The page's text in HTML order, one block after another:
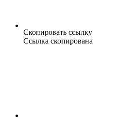
Скопировать ссылку
Ссылка скопирована